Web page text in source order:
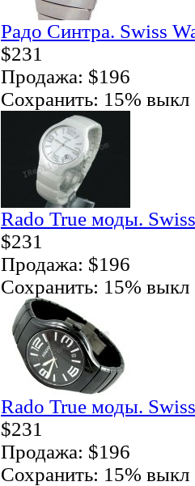
Радо Синтра. Swiss
$231
Продажа: $196
Сохранить: 15% выкл
Rado True моды.
$231
Продажа: $196
Сохранить: 15% выкл
Rado True моды.
$231
Продажа: $196
Сохранить: 15% выкл